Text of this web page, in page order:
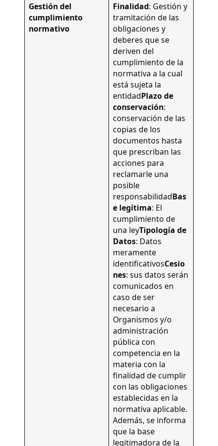
Gestión del
cumplimiento
normativo
Finalidad: Gestión y
tramitación de las
obligaciones y
deberes que se
deriven del
cumplimiento de la
normativa a la cual
está sujeta la
entidadPlazo de
conservación:
conservación de las
copias de los
documentos hasta
que prescriban las
acciones para
reclamarle una
posible
responsabilidadBas
e legítima: El
cumplimiento de
una leyTipología de
Datos: Datos
meramente
identificativosCesio
nes: sus datos serán
comunicados en
caso de ser
necesario a
Organismos y/o
administración
pública con
competencia en la
materia con la
finalidad de cumplir
con las obligaciones
establecidas en la
normativa aplicable.
Además, se informa
que la base
legitimadora de la